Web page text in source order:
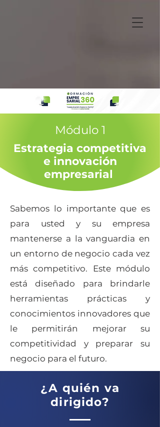
Módulo 1
Estrategia competitiva
e innovación
empresarial
Sabemos lo importante que es
para usted y su empresa
mantenerse a la vanguardia en
un entorno de negocio cada vez
más competitivo. Este módulo
está diseñado para brindarle
herramientas prácticas y
conocimientos innovadores que
le permitirán mejorar su
competitividad y preparar su
negocio para el futuro.
¿A quién va
dirigido?